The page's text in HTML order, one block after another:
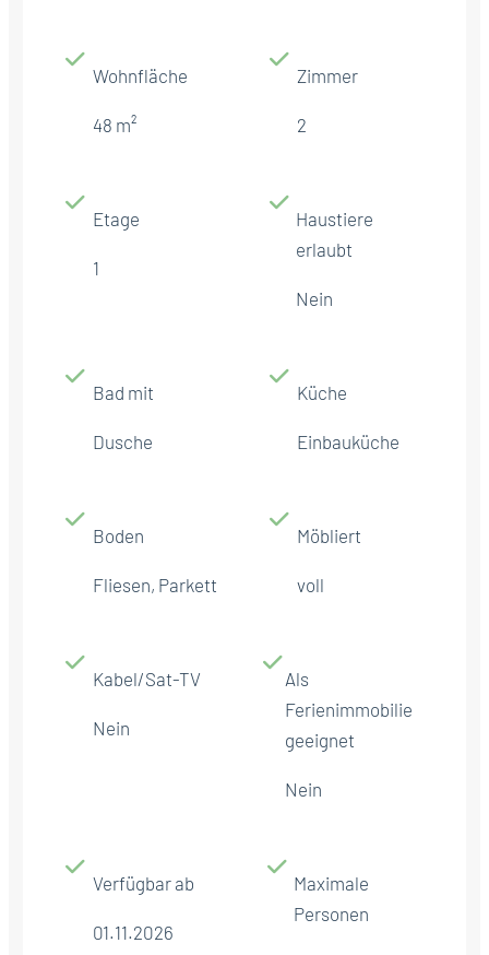
Wohnfläche
48 m²
Zimmer
2
Etage
1
Haustiere
erlaubt
Nein
Bad mit
Dusche
Küche
Einbauküche
Boden
Fliesen, Parkett
Möbliert
voll
Kabel/Sat-TV
Nein
Als
Ferienimmobilie
geeignet
Nein
Verfügbar ab
01.11.2026
Maximale
Personen